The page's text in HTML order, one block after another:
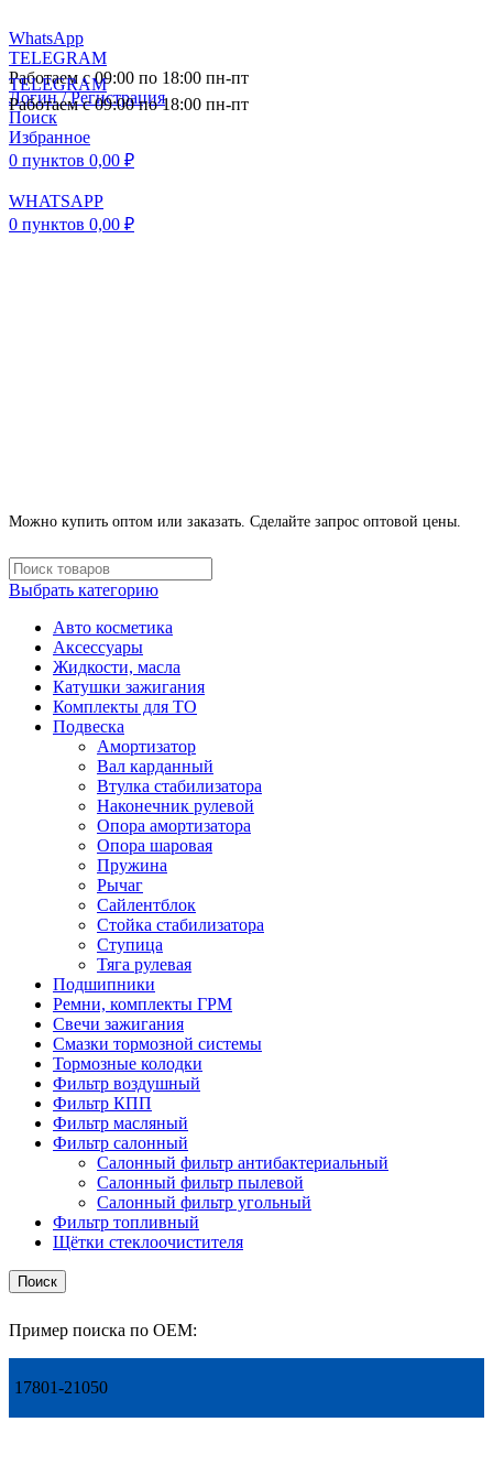
WhatsApp
TELEGRAM
Работаем с 09:00 по 18:00 пн-пт
Логин / Регистрация
Поиск
Избранное
0 пунктов 0,00 ₽
WHATSAPP
0 пунктов 0,00 ₽
TELEGRAM
Работаем с 09:00 по 18:00 пн-пт
Можно купить оптом или заказать. Сделайте запрос оптовой цены.
Выбрать категорию
Авто косметика
Аксессуары
Жидкости, масла
Катушки зажигания
Комплекты для ТО
Подвеска
Амортизатор
Вал карданный
Втулка стабилизатора
Наконечник рулевой
Опора амортизатора
Опора шаровая
Пружина
Рычаг
Сайлентблок
Стойка стабилизатора
Ступица
Тяга рулевая
Подшипники
Ремни, комплекты ГРМ
Свечи зажигания
Смазки тормозной системы
Тормозные колодки
Фильтр воздушный
Фильтр КПП
Фильтр масляный
Фильтр салонный
Салонный фильтр антибактериальный
Салонный фильтр пылевой
Салонный фильтр угольный
Фильтр топливный
Щётки стеклоочистителя
Поиск
Пример поиска по OEM:
17801-21050